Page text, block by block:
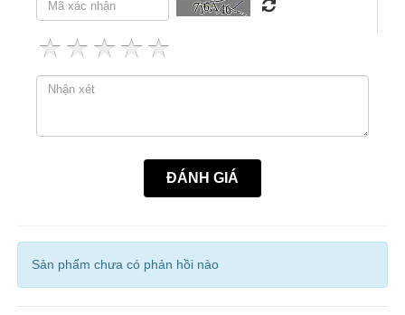
Sản phẩm chưa có phản hồi nào